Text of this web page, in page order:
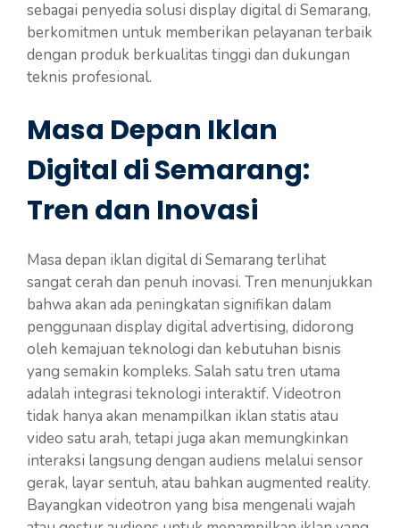
sebagai penyedia solusi display digital di Semarang,
berkomitmen untuk memberikan pelayanan terbaik
dengan produk berkualitas tinggi dan dukungan
teknis profesional.
Masa Depan Iklan
Digital di Semarang:
Tren dan Inovasi
Masa depan iklan digital di Semarang terlihat
sangat cerah dan penuh inovasi. Tren menunjukkan
bahwa akan ada peningkatan signifikan dalam
penggunaan display digital advertising, didorong
oleh kemajuan teknologi dan kebutuhan bisnis
yang semakin kompleks. Salah satu tren utama
adalah integrasi teknologi interaktif. Videotron
tidak hanya akan menampilkan iklan statis atau
video satu arah, tetapi juga akan memungkinkan
interaksi langsung dengan audiens melalui sensor
gerak, layar sentuh, atau bahkan augmented reality.
Bayangkan videotron yang bisa mengenali wajah